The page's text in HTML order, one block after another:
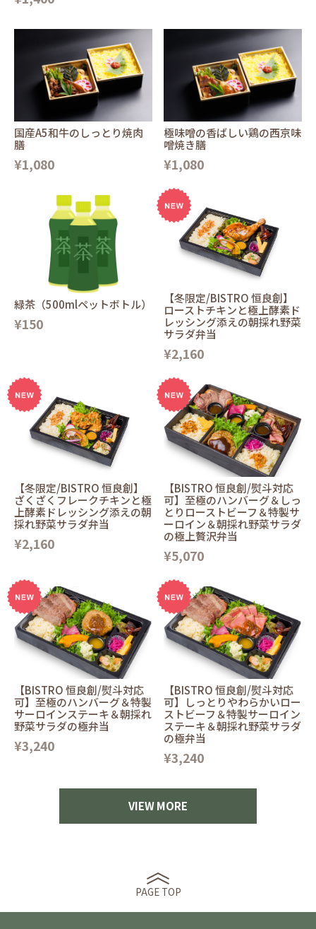
国産A5和牛のしっとり焼肉
膳
¥1,080
極味噌の香ばしい鶏の西京味
噌焼き膳
¥1,080
緑茶（500mlペットボトル）
¥150
【冬限定/BISTRO 恒良創】
ローストチキンと極上酵素ド
レッシング添えの朝採れ野菜
サラダ弁当
¥2,160
【冬限定/BISTRO 恒良創】
ざくざくフレークチキンと極
上酵素ドレッシング添えの朝
採れ野菜サラダ弁当
¥2,160
【BISTRO 恒良創/熨斗対応
可】至極のハンバーグ＆しっ
とりローストビーフ＆特製サ
ーロイン＆朝採れ野菜サラダ
の極上贅沢弁当
¥5,070
【BISTRO 恒良創/熨斗対応
可】至極のハンバーグ＆特製
サーロインステーキ＆朝採れ
野菜サラダの極弁当
¥3,240
【BISTRO 恒良創/熨斗対応
可】しっとりやわらかいロー
ストビーフ＆特製サーロイン
ステーキ＆朝採れ野菜サラダ
の極弁当
¥3,240
VIEW MORE
PAGE TOP